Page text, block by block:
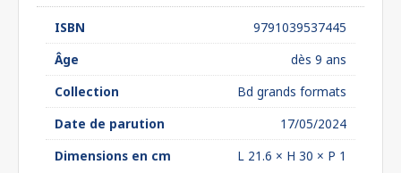
ISBN
9791039537445
Âge
dès 9 ans
Collection
Bd grands formats
Date de parution
17/05/2024
Dimensions en cm
L 21.6 × H 30 × P 1